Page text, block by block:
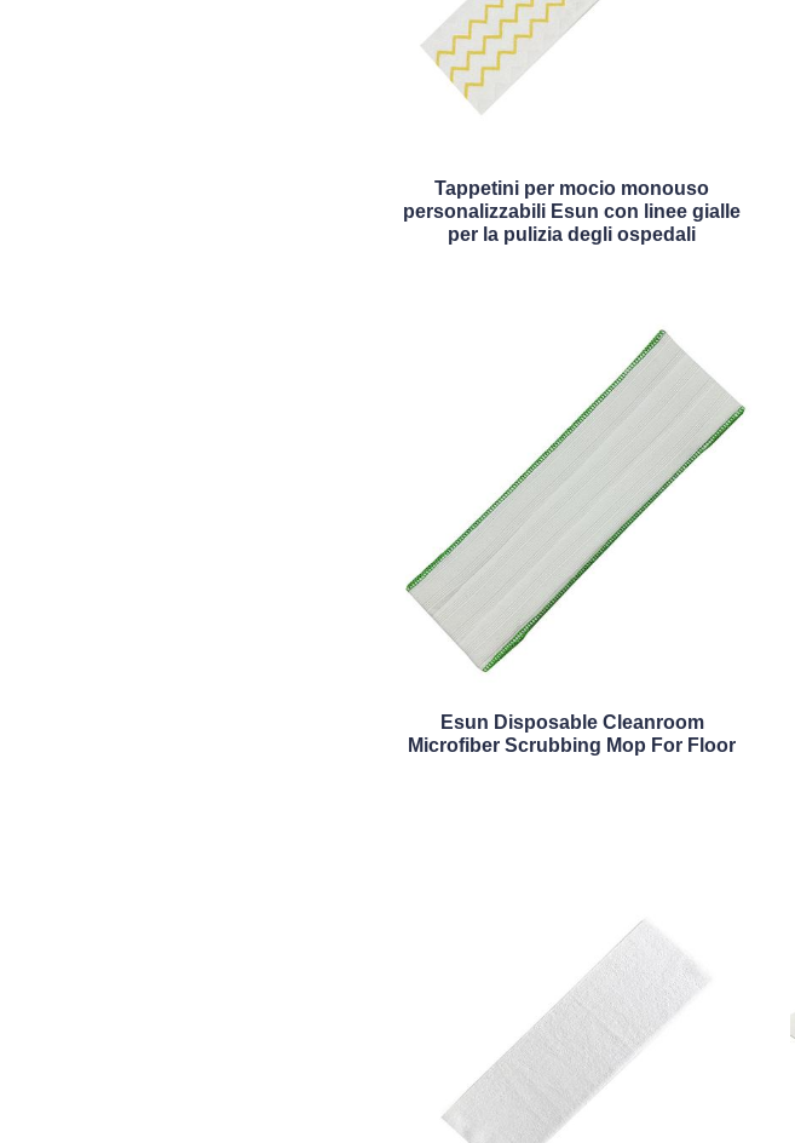
Tappetini per mocio monouso
personalizzabili Esun con linee gialle
per la pulizia degli ospedali
Esun Disposable Cleanroom
Microfiber Scrubbing Mop For Floor